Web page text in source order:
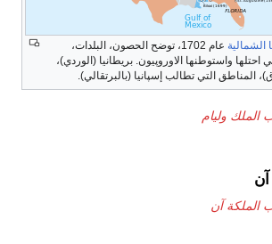
الشمالية
عام 1702، توضح الحصون، البلدات،
احتلها واستوطنها الاوروپيون. بريطانيا (الوردي)،
المناطق التي تطالب إسپانيا (بالبرتقالي).
الملك وليام
الملكة آن